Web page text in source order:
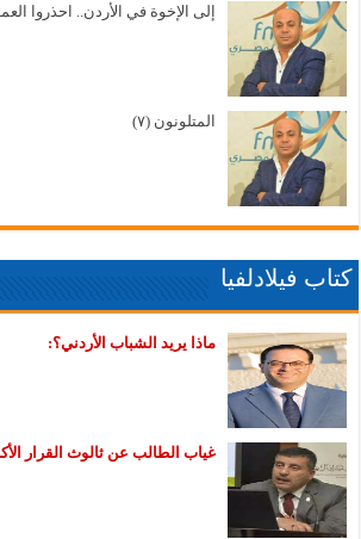
إلى الإخوة في الأردن.. احذروا
المتلونون (٧)
كتاب فيلادلفيا
ماذا يريد الشباب الأردني؟:
غياب الطالب عن ثالوث القرار